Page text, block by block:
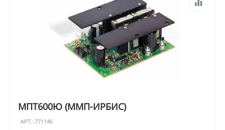
МПТ600Ю (ММП-ИРБИС)
АРТ.: 771146